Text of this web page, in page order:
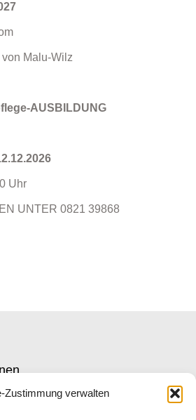
Zustimmung verwalten
Malu-Wilz
AUSBILDUNG
Uhr
UNTER 0821 39868